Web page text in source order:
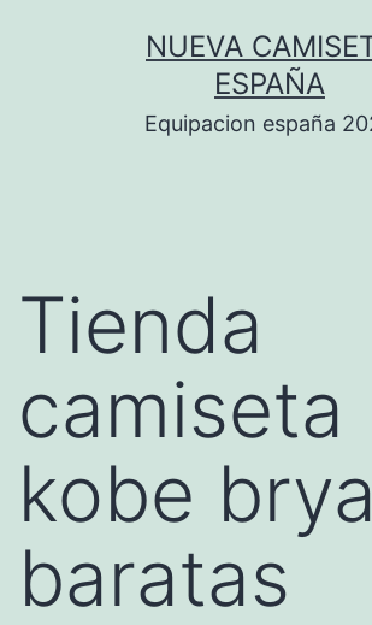
NUEVA
ESPAÑA
Equipacion españa
Tienda
camiseta
kobe
baratas